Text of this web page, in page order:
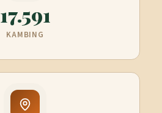
17.591
KAMBING